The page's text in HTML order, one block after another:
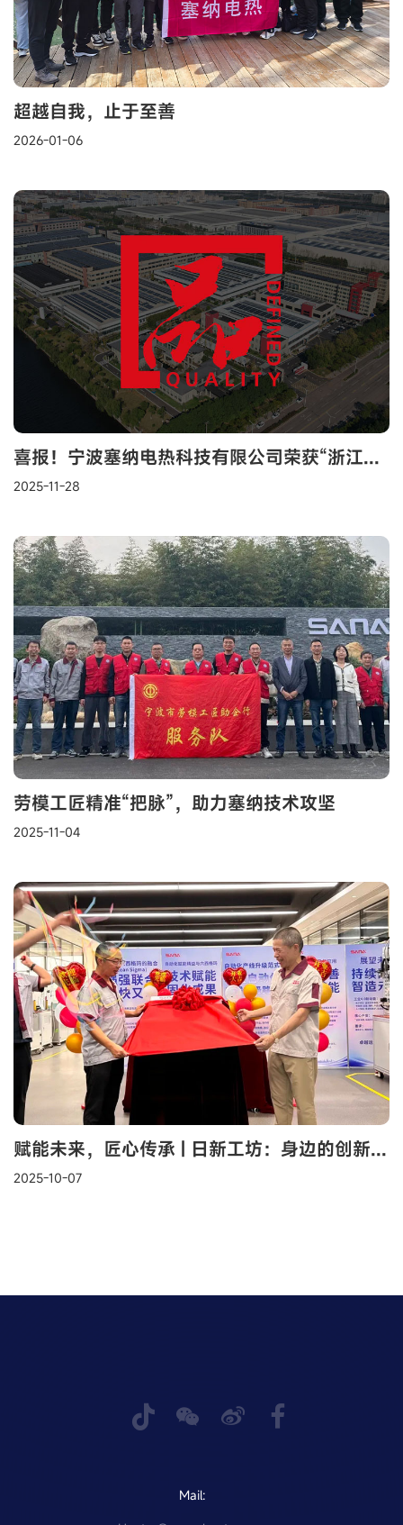
超越自我，止于至善
2026-01-06
喜报！宁波塞纳电热科技有限公司荣获“浙江制造”认证证书！
2025-11-28
劳模工匠精准“把脉”，助力塞纳技术攻坚
2025-11-04
赋能未来，匠心传承 | 日新工坊：身边的创新实践基地正式启航！
2025-10-07
Mail: